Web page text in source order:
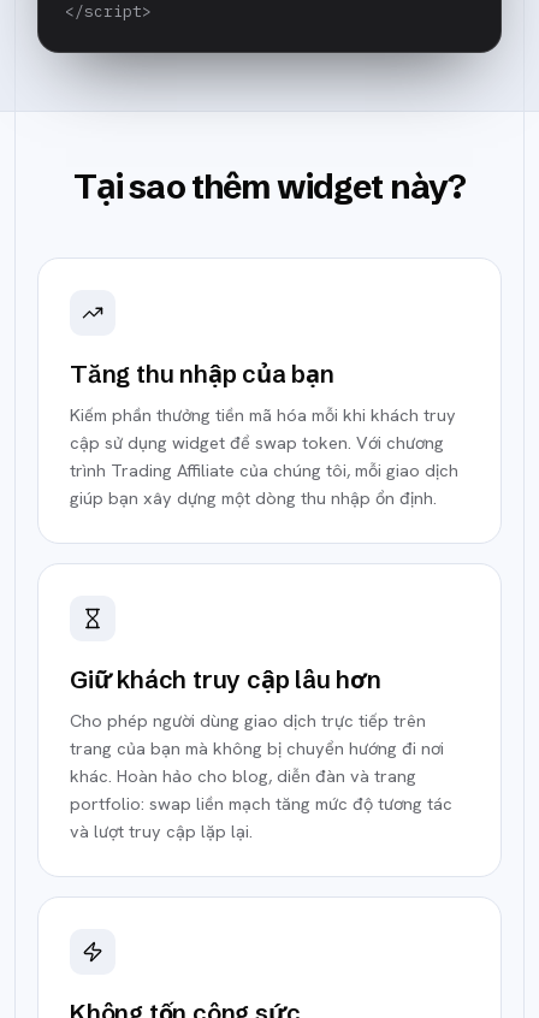
</script>
Tại sao thêm widget này?
Tăng thu nhập của bạn
Kiếm phần thưởng tiền mã hóa mỗi khi khách truy
cập sử dụng widget để swap token. Với chương
trình Trading Affiliate của chúng tôi, mỗi giao dịch
giúp bạn xây dựng một dòng thu nhập ổn định.
Giữ khách truy cập lâu hơn
Cho phép người dùng giao dịch trực tiếp trên
trang của bạn mà không bị chuyển hướng đi nơi
khác. Hoàn hảo cho blog, diễn đàn và trang
portfolio: swap liền mạch tăng mức độ tương tác
và lượt truy cập lặp lại.